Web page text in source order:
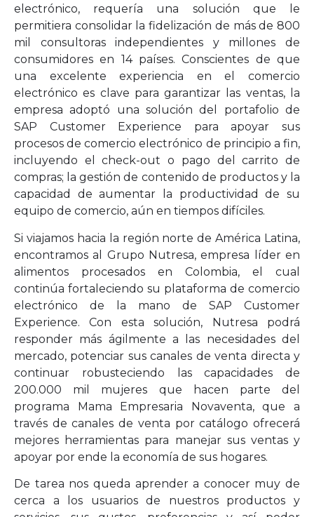
electrónico, requería una solución que le
permitiera consolidar la fidelización de más de 800
mil consultoras independientes y millones de
consumidores en 14 países. Conscientes de que
una excelente experiencia en el comercio
electrónico es clave para garantizar las ventas, la
empresa adoptó una solución del portafolio de
SAP Customer Experience para apoyar sus
procesos de comercio electrónico de principio a fin,
incluyendo el check-out o pago del carrito de
compras; la gestión de contenido de productos y la
capacidad de aumentar la productividad de su
equipo de comercio, aún en tiempos difíciles.
Si viajamos hacia la región norte de América Latina,
encontramos al Grupo Nutresa, empresa líder en
alimentos procesados en Colombia, el cual
continúa fortaleciendo su plataforma de comercio
electrónico de la mano de SAP Customer
Experience. Con esta solución, Nutresa podrá
responder más ágilmente a las necesidades del
mercado, potenciar sus canales de venta directa y
continuar robusteciendo las capacidades de
200.000 mil mujeres que hacen parte del
programa Mama Empresaria Novaventa, que a
través de canales de venta por catálogo ofrecerá
mejores herramientas para manejar sus ventas y
apoyar por ende la economía de sus hogares.
De tarea nos queda aprender a conocer muy de
cerca a los usuarios de nuestros productos y